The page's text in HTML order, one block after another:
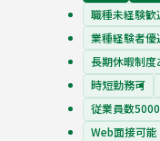
職種未経験歓
業種経験者優
長期休暇制度
時短勤務可
従業員数
Web面接可能